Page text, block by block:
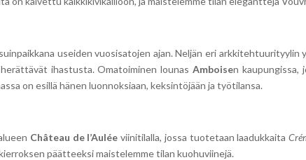
useiden vuosisatojen ajan. Neljän eri
ihastusta. Omatoiminen lounasAmboisen kaupungissa,
on esillä hänen luonnoksiaan, keksintöjään ja työtilansa.
Château de l’Aulée viinitilalla, jossa tuotetaan laadukkaita
päätteeksi maistelemme tilan kuohuviinejä.